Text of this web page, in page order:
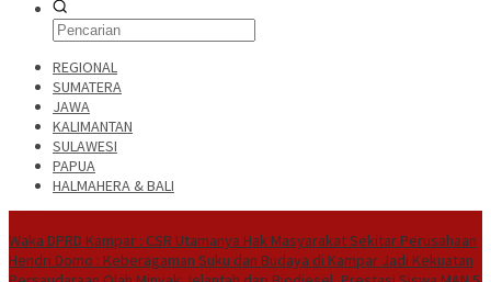
REGIONAL
SUMATERA
JAWA
KALIMANTAN
SULAWESI
PAPUA
HALMAHERA & BALI
Waka DPRD Kampar : CSR Utamanya Hak Masyarakat Sekitar Perusahaan
Hendri Domo : Keberagaman Suku dan Budaya di Kampar Jadi Kekuatan